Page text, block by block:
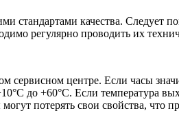
стандартами качества. Следует
регулярно проводить их
сервисном центре. Если часы
до +60°C. Если температура
потерять свои свойства, что